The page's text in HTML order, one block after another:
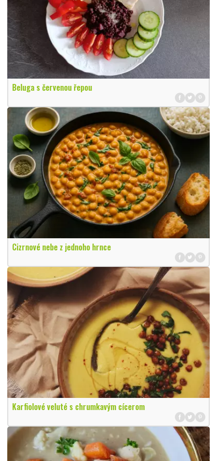
Beluga s červenou řepou
Cizrnové nebe z jednoho hrnce
Karfiolové veluté s chrumkavým cícerom